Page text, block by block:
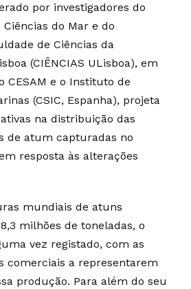
por investigadores do
Ciências do Mar e do
de Ciências da
(CIÊNCIAS ULisboa), em
CESAM e o Instituto de
(CSIC, Espanha), projeta
na distribuição das
de atum capturadas no
resposta às alterações
mundiais de atuns
milhões de toneladas, o
vez registado, com as
comerciais a representarem
produção. Para além do seu